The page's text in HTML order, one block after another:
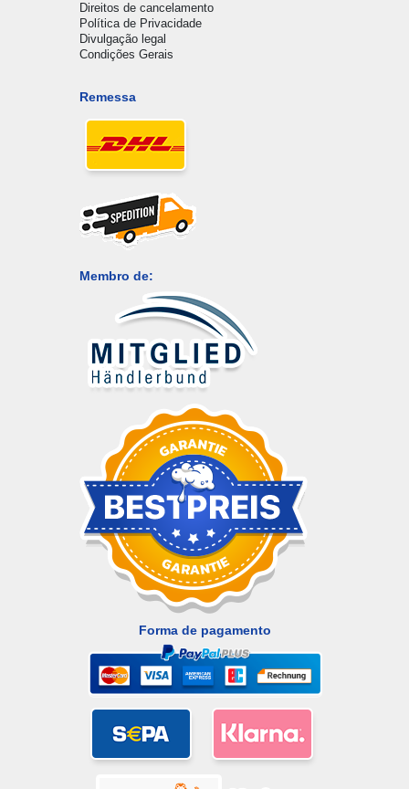
Direitos de cancelamento
Política de Privacidade
Divulgação legal
Condições Gerais
Remessa
Membro de:
Forma de pagamento